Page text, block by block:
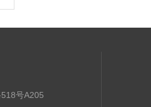
号A205